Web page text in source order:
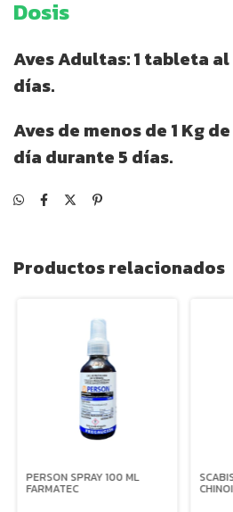
Dosis
Aves Adultas: 1 tableta
días.
Aves de menos de 1 Kg
día durante 5 días.
Productos relacionados
PERSON SPRAY 100 ML
FARMATEC